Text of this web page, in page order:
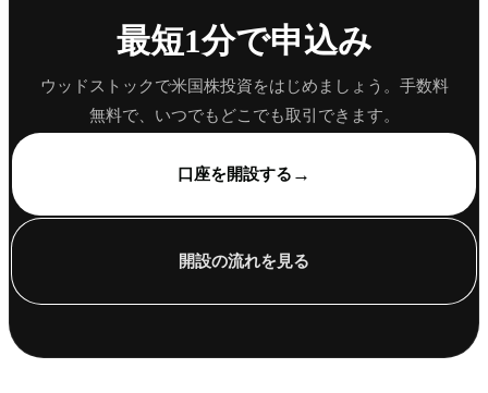
最短1分で申込み
ウッドストックで米国株投資をはじめましょう。手数料
無料で、いつでもどこでも取引できます。
口座を開設する →
開設の流れを見る